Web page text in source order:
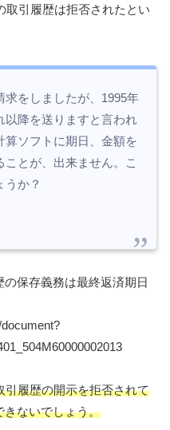
取引履歴は拒否されたとい
求をしましたが、1995年
以降を送りますと言われ
算ソフトに期日、金額を
とが、出来ません。こ
うか？
保存義務は最終返済期日
引履歴の開示を拒否されて
きないでしょう。